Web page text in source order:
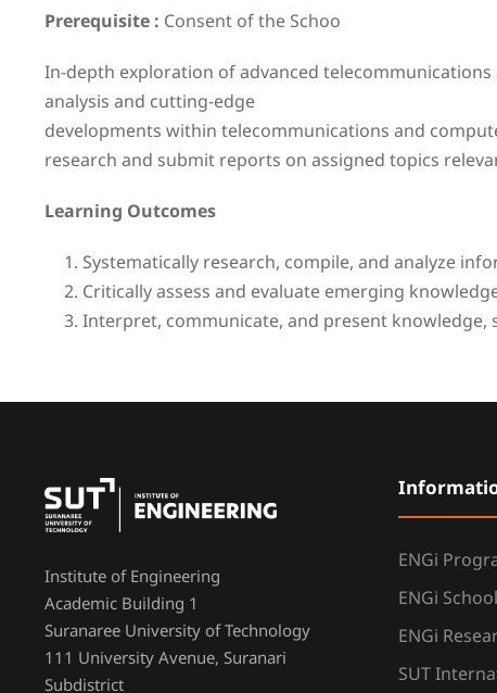
Prerequisite : Consent of the Schoo
In-depth exploration of advanced
analysis and cutting-edge
developments within telecommunications and
research and submit reports on assigned topics
Learning Outcomes
Systematically research, compile, and analyze
Critically assess and evaluate emerging
Interpret, communicate, and present
Institute of Engineering
Academic Building 1
Suranaree University of Technology
111 University Avenue, Suranari
Subdistrict
ENGi
ENGi
ENGi
SUT